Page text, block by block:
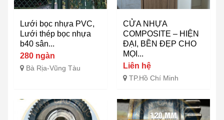
Lưới bọc nhựa PVC,
Lưới thép bọc nhựa
b40 sân...
280 ngàn
Bà Rịa-Vũng Tàu
CỬA NHỰA
COMPOSITE – HIỆN
ĐẠI, BỀN ĐẸP CHO
MỌI...
Liên hệ
TP.Hồ Chí Minh